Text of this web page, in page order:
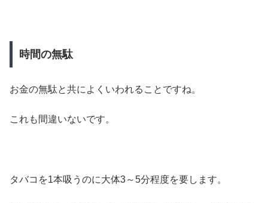
時間の無駄
お金の無駄と共によくいわれることですね。
これも間違いないです。
タバコを1本吸うのに大体3～5分程度を要します。